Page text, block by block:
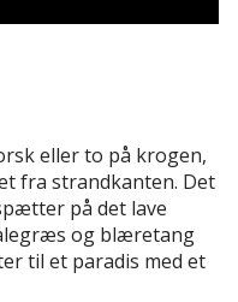
eller to på krogen,
fra strandkanten. Det
på det lave
og blæretang
til et paradis med et